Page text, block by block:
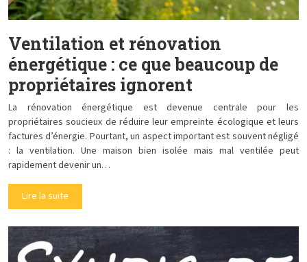
Ventilation et rénovation
énergétique : ce que beaucoup de
propriétaires ignorent
La rénovation énergétique est devenue centrale pour les
propriétaires soucieux de réduire leur empreinte écologique et leurs
factures d’énergie. Pourtant, un aspect important est souvent négligé
: la ventilation. Une maison bien isolée mais mal ventilée peut
rapidement devenir un…
Lire la suite